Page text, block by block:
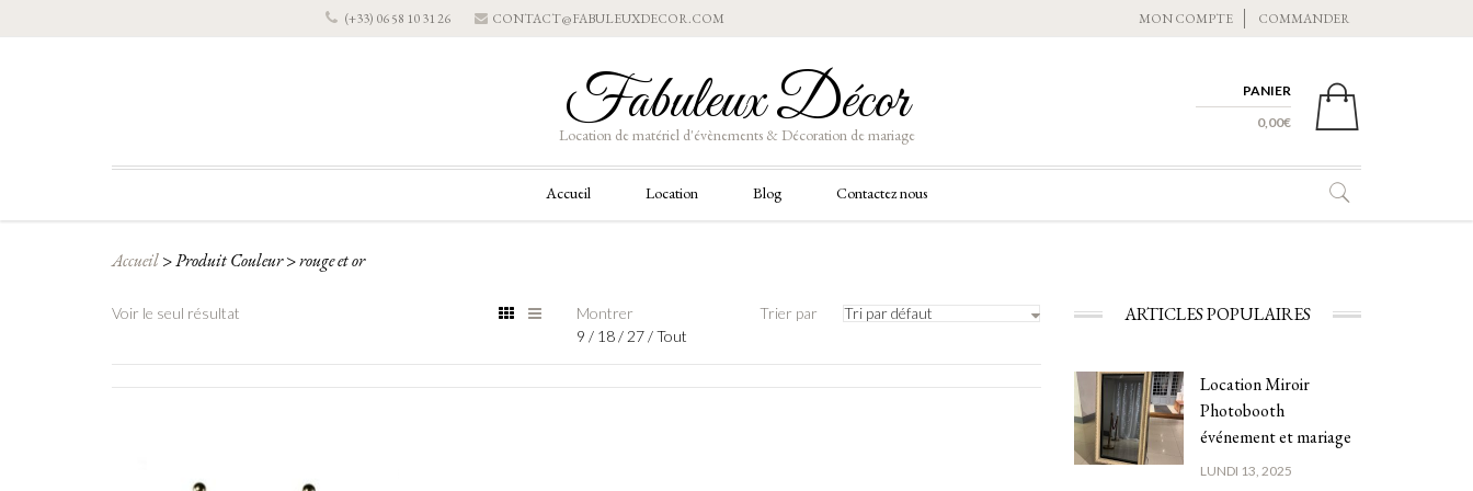
(+33) 06 58 10 31 26 CONTACT@FABULEUXDECOR.COM MON COMPTE COMMANDER
Fabuleux Décor
Location de matériel d'évènements & Décoration de mariage
PANIER
0,00€
Aller
contenu
Accueil Location Blog Contactez nous
Accueil>Produit Couleur>rouge et or
Voir le seul résultat
Montrer
9 / 18/ 27/Tout
Trier par Tri par défaut ARTICLES POPULAIRES
Location Miroir
Photobooth
événement et mariage
LUNDI 13, 2025